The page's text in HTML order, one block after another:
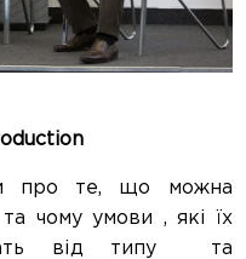
про те, що можна
чому умови , які їх
від типу та